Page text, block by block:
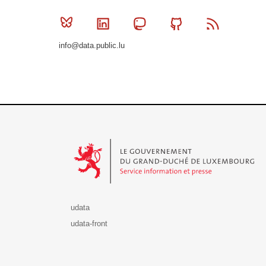
Bluesky Linkedin MastodonGithub
info@data.public.lu
udata
udata-front